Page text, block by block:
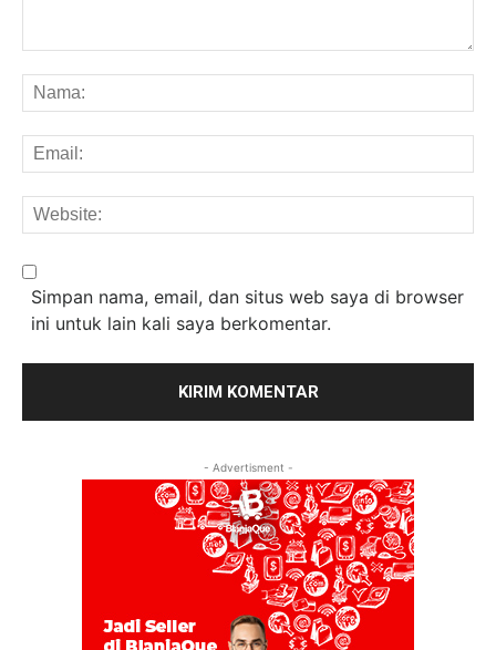
Simpan nama, email, dan situs web saya di browser
ini untuk lain kali saya berkomentar.
- Advertisment -